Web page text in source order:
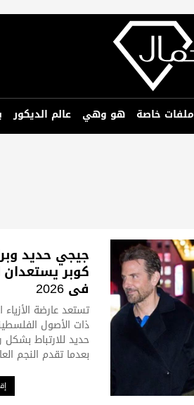
ملفات خاصة هو وهي عالم الديكور
جيجي حديد
كوبر يستعدان
في 2026
تستعد عارضة الأزياء
ذات الأصول
حديد للارتباط
بعدما تقدم النجم